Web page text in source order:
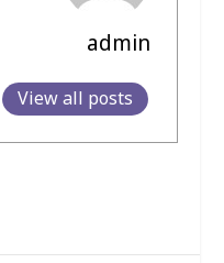
admin
View all posts